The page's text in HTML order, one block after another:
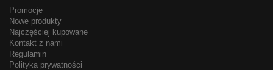
Promocje
Nowe produkty
Najczęściej kupowane
Kontakt z nami
Regulamin
Polityka prywatności